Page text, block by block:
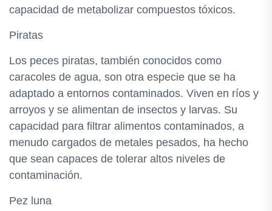
capacidad de metabolizar compuestos tóxicos.
Piratas
Los peces piratas, también conocidos como
caracoles de agua, son otra especie que se ha
adaptado a entornos contaminados. Viven en ríos y
arroyos y se alimentan de insectos y larvas. Su
capacidad para filtrar alimentos contaminados, a
menudo cargados de metales pesados, ha hecho
que sean capaces de tolerar altos niveles de
contaminación.
Pez luna